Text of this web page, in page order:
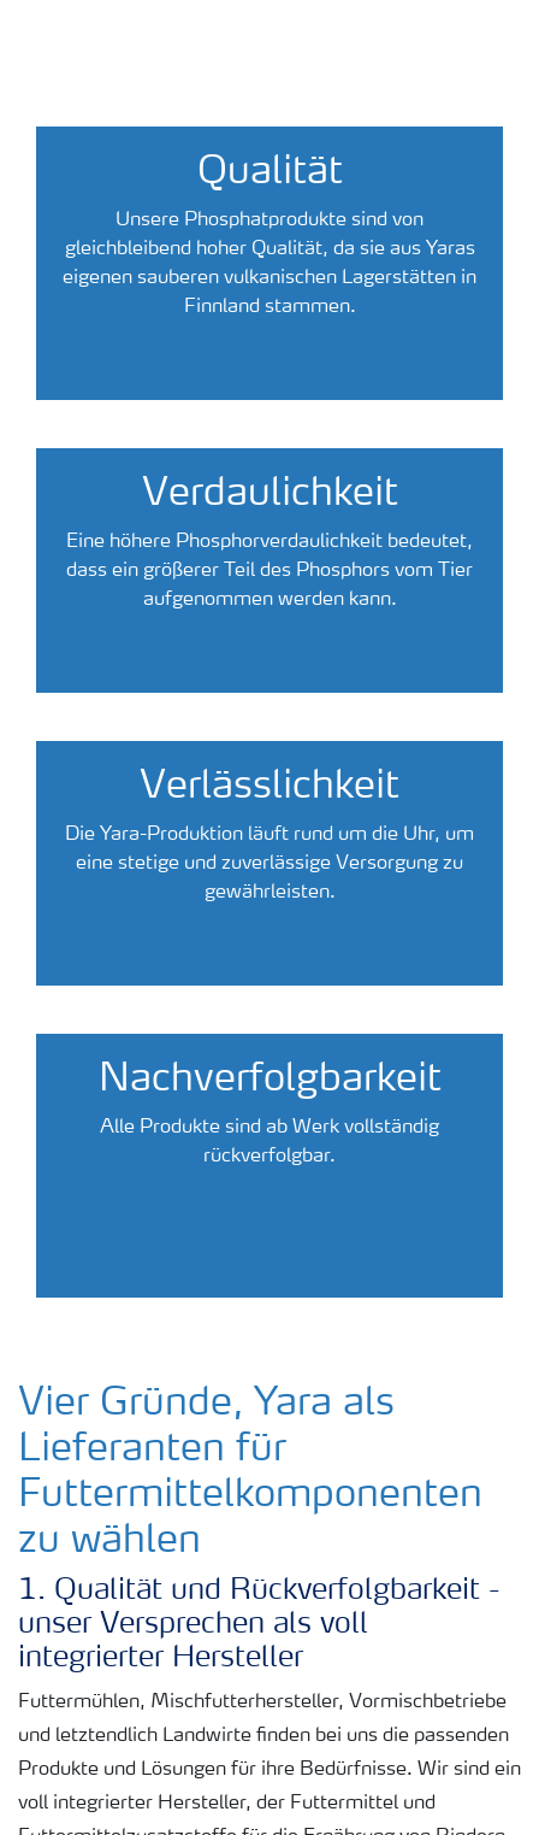
Qualität
Unsere Phosphatprodukte sind von
gleichbleibend hoher Qualität, da sie aus Yaras
eigenen sauberen vulkanischen Lagerstätten in
Finnland stammen.
Verdaulichkeit
Eine höhere Phosphorverdaulichkeit bedeutet,
dass ein größerer Teil des Phosphors vom Tier
aufgenommen werden kann.
Verlässlichkeit
Die Yara-Produktion läuft rund um die Uhr, um
eine stetige und zuverlässige Versorgung zu
gewährleisten.
Nachverfolgbarkeit
Alle Produkte sind ab Werk vollständig
rückverfolgbar.
Vier Gründe, Yara als
Lieferanten für
Futtermittelkomponenten
zu wählen
1. Qualität und Rückverfolgbarkeit -
unser Versprechen als voll
integrierter Hersteller
Futtermühlen, Mischfutterhersteller, Vormischbetriebe
und letztendlich Landwirte finden bei uns die passenden
Produkte und Lösungen für ihre Bedürfnisse. Wir sind ein
voll integrierter Hersteller, der Futtermittel und